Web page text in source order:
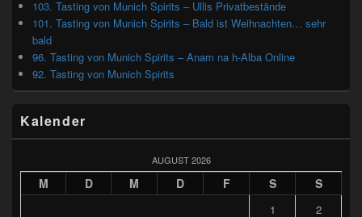
103. Tasting von Munich Spirits – Ullis Privatbestände
101. Tasting von Munich Spirits – Bald ist Weihnachten… sehr
bald
96. Tasting von Munich Spirits – Anam na h-Alba Online
92. Tasting von Munich Spirits
Kalender
AUGUST 2026
M D M D F S S
1
2